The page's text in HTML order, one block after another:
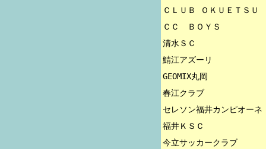
ＣＬＵＢ ＯＫＵＥＴＳＵ
ＣＣ　ＢＯＹＳ
清水ＳＣ
鯖江アズーリ
GEOMIX丸岡
春江クラブ
セレソン福井カンピオーネ
福井ＫＳＣ
今立サッカークラブ